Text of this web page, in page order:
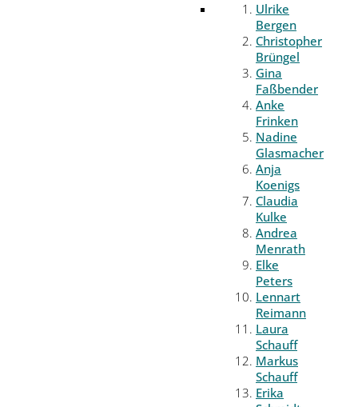
Ulrike
Bergen
Christopher
Brüngel
Gina
Faßbender
Anke
Frinken
Nadine
Glasmacher
Anja
Koenigs
Claudia
Kulke
Andrea
Menrath
Elke
Peters
Lennart
Reimann
Laura
Schauff
Markus
Schauff
Erika